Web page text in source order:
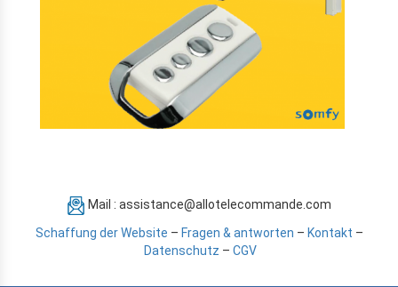
Mail : assistance@allotelecommande.com
Schaffung der Website – Fragen & antworten – Kontakt –
Datenschutz – CGV